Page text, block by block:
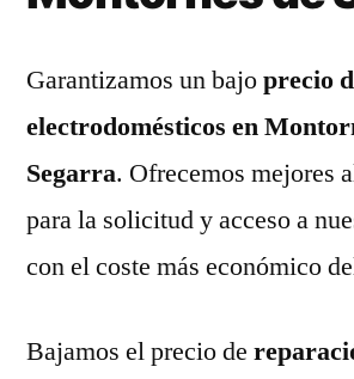
Garantizamos un bajoprecio
electrodomésticos en
Segarra. Ofrecemos mejores
para la solicitud y acceso a
con el coste más económico
Bajamos el precio de